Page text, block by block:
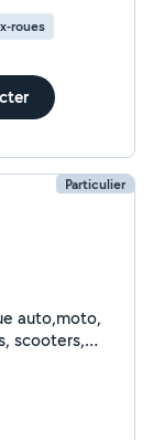
roues
Particulier
scooters,